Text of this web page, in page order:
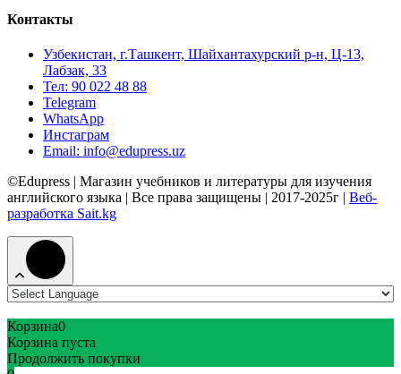
Контакты
Узбекистан, г.Ташкент, Шайхантахурский р-н, Ц-13,
Лабзак, 33
Тел: 90 022 48 88
Telegram
WhatsApp
Инстаграм
Email: info@edupress.uz
©Edupress | Магазин учебников и литературы для изучения
английского языка | Все права защищены | 2017-2025г | Веб-
разработка Sait.kg
Корзина0
Корзина пуста
Продолжить покупки